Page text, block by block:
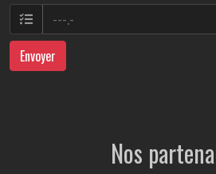
Envoyer
Nos